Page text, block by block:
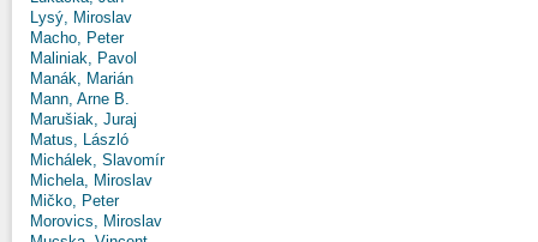
Lysý, Miroslav
Macho, Peter
Maliniak, Pavol
Manák, Marián
Mann, Arne B.
Marušiak, Juraj
Matus, László
Michálek, Slavomír
Michela, Miroslav
Mičko, Peter
Morovics, Miroslav